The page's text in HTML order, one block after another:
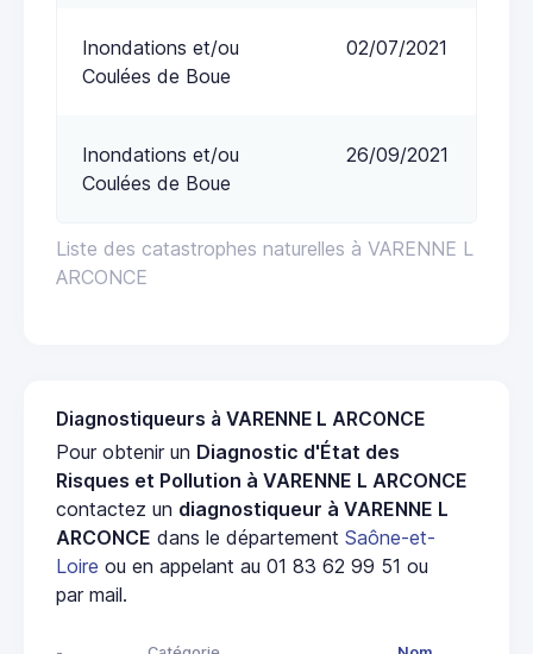
Liste des catastrophes naturelles à VARENNE L
ARCONCE
Inondations et/ou
Coulées de Boue
02/07/2021
Inondations et/ou
Coulées de Boue
26/09/2021
Diagnostiqueurs à VARENNE L ARCONCE
Pour obtenir un Diagnostic d'État des
Risques et Pollution à VARENNE L ARCONCE
contactez un diagnostiqueur à VARENNE L
ARCONCE dans le département Saône-et-
Loire ou en appelant au 01 83 62 99 51 ou
par mail.